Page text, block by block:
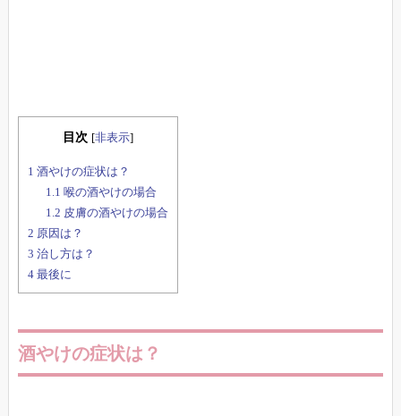
目次 [非表示]
1 酒やけの症状は？
1.1 喉の酒やけの場合
1.2 皮膚の酒やけの場合
2 原因は？
3 治し方は？
4最後に
酒やけの症状は？